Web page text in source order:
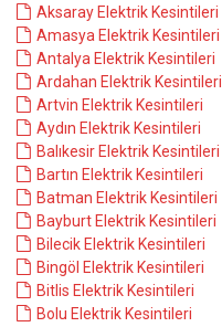
Aksaray Elektrik Kesintileri
Amasya Elektrik Kesintileri
Antalya Elektrik Kesintileri
Ardahan Elektrik Kesintileri
Artvin Elektrik Kesintileri
Aydın Elektrik Kesintileri
Balıkesir Elektrik Kesintileri
Bartın Elektrik Kesintileri
Batman Elektrik Kesintileri
Bayburt Elektrik Kesintileri
Bilecik Elektrik Kesintileri
Bingöl Elektrik Kesintileri
Bitlis Elektrik Kesintileri
Bolu Elektrik Kesintileri